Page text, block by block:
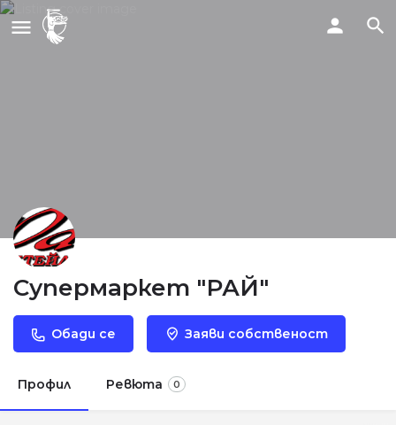
Супермаркет "РАЙ"
Обади се Заяви собственост
Профил Ревюта 0